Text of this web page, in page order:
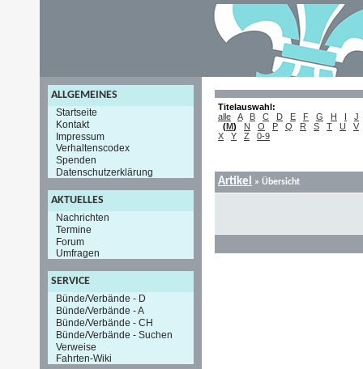
ALLGEMEINES
Startseite
Kontakt
Impressum
Verhaltenscodex
Spenden
Datenschutzerklärung
AKTUELLES
Nachrichten
Termine
Forum
Umfragen
SERVICE
Bünde/Verbände - D
Bünde/Verbände - A
Bünde/Verbände - CH
Bünde/Verbände - Suchen
Verweise
Fahrten-Wiki
Titelauswahl:
alle
A B C D E F G H I
J
(M) N O P Q R S T U
V
X
Y Z 0-9
Artikel » Übersicht